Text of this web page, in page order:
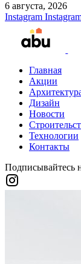
6 августа, 2026
Instagram
Главная
Акции
Дизайн
Новости
Технологии
Контакты
Подписывайтесь